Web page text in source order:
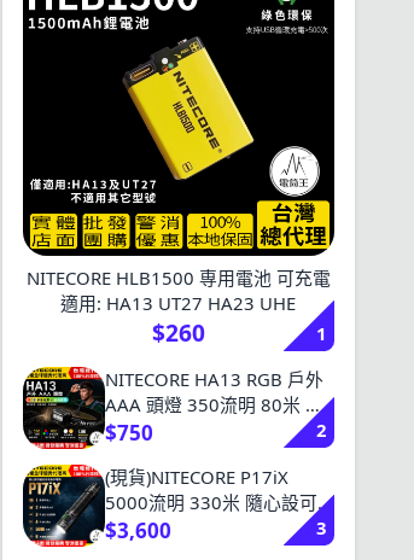
NITECORE HLB1500 専用電池 可充電
適用: HA13 UT27 HA23 UHE
$260
1
NITECORE HA13 RGB 戶外
AAA 頭燈 350流明 80米 白
光/紅光/綠光/藍光 親膚反光
頭帶 59g AAA/HLB1500
$750
2
(現貨)NITECORE P17iX
5000流明 330米 隨心設可
變光形戰術手電筒 流明盾 爆
$3,600
3